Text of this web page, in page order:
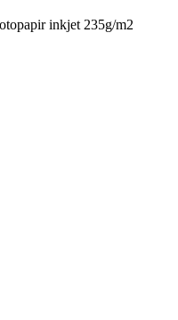
inkjet 235g/m2